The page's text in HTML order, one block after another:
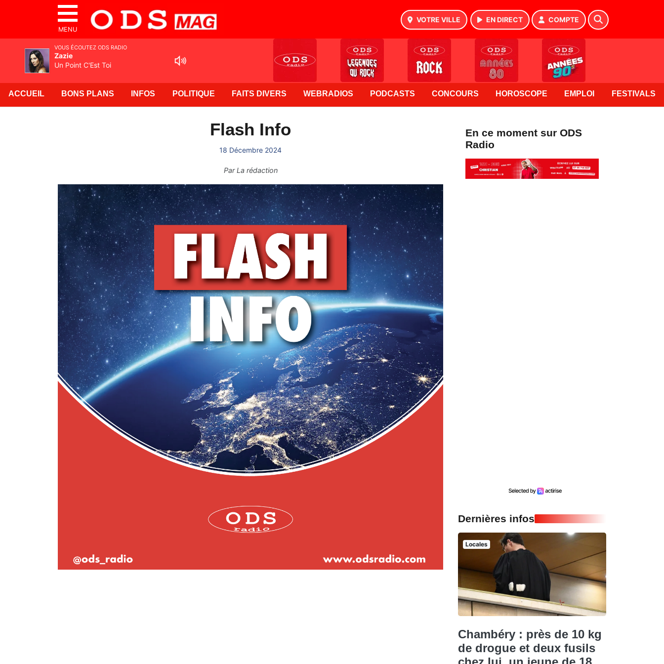
MENU
VOTRE VILLE EN DIRECT COMPTE
ACCUEIL BONS PLANS INFOS POLITIQUE FAITS DIVERS WEBRADIOS PODCASTS CONCOURS HOROSCOPE EMPLOI FESTIVALS
Flash Info
18 Décembre 2024
ParLa rédaction
En ce moment sur ODS
Radio
Dernières infos
Locales
Chambéry : près de 10 kg
de drogue et deux fusils
VOUS ÉCOUTEZ ODS RADIO
Zazie
Un Point C'Est Toi